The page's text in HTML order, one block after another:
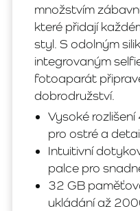
množstvím
které přidají
styl. S odolným
integrovaným
fotoaparát
dobrodružství.
Vysoké
pro ostré a
Intuitivní
palce pro
32 GB
ukládání až